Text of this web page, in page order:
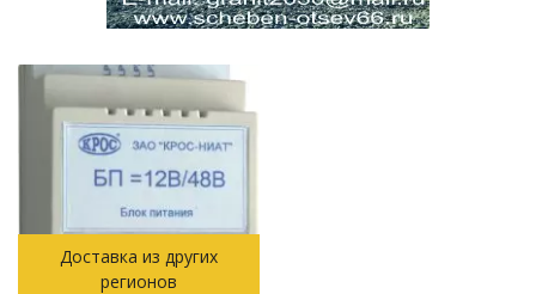
Доставка из других
регионов